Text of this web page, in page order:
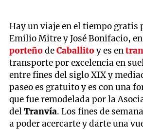
Hay un viaje en el tiempo gratis
Emilio Mitre y José Bonifacio,
porteñodeCaballitoy es en
transporte por excelencia en
entre fines del siglo XIX y
paseo es gratuito y es con una
que fue remodelada por la
delTranvía. Los fines de
a poder acercarte y darte una